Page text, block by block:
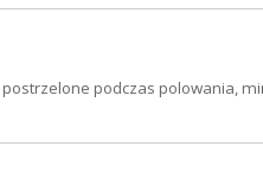
podczas polowania,